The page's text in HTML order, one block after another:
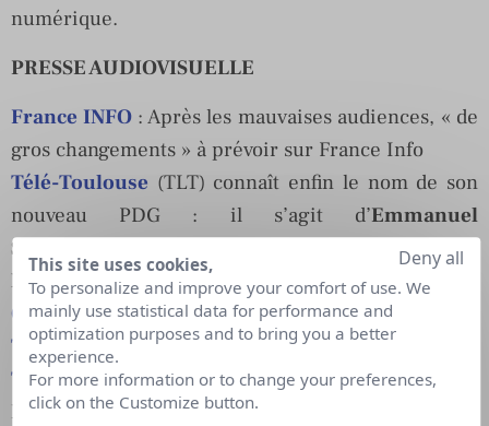
numérique.
PRESSE AUDIOVISUELLE
France INFO: Après les mauvaises audiences, « de
gros changements » à prévoir sur France Info
Télé-Toulouse (TLT) connaît enfin le nom de son
nouveau PDG : il s’agit d’Emmanuel
Schwartzenberg
Maxime Saadanominé Directeur Général Adjoint
Groupe CANAL+
TLM LYON: Gérard Balthazard, déjà président de
TéléGrenoble Isère, nominé président,
Pierre Vacherdevient lui directeur général
This site uses cookies,
To personalize and improve your comfort of use. We
mainly use statistical data for performance and
optimization purposes and to bring you a better
experience.
For more information or to change your preferences,
click on the Customize button.
Deny all